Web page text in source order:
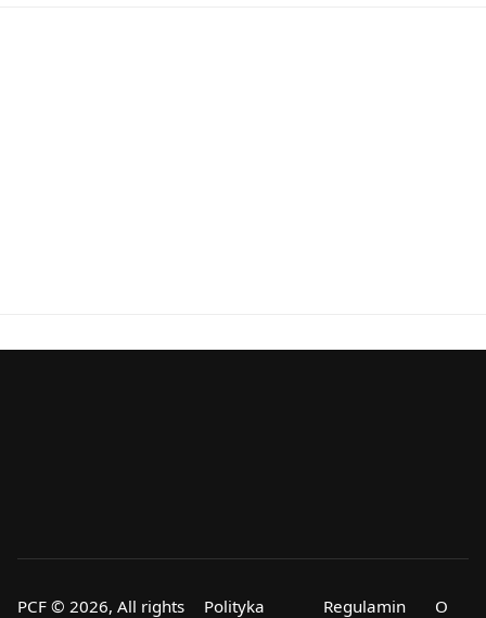
PCF © 2026, All rights Polityka Regulamin O